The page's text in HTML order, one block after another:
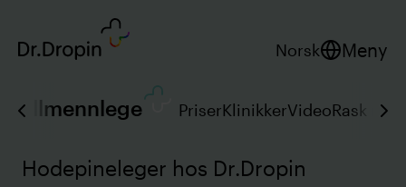
Norsk Meny
Allmennlege PriserKlinikkerVideoRask
Hodepineleger hos Dr.Dropin